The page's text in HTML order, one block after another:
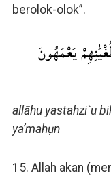
berolok-olok”.
يَعْمَهُونَ
allāhu yastahzi`u
ya’mahụn
15. Allah akan